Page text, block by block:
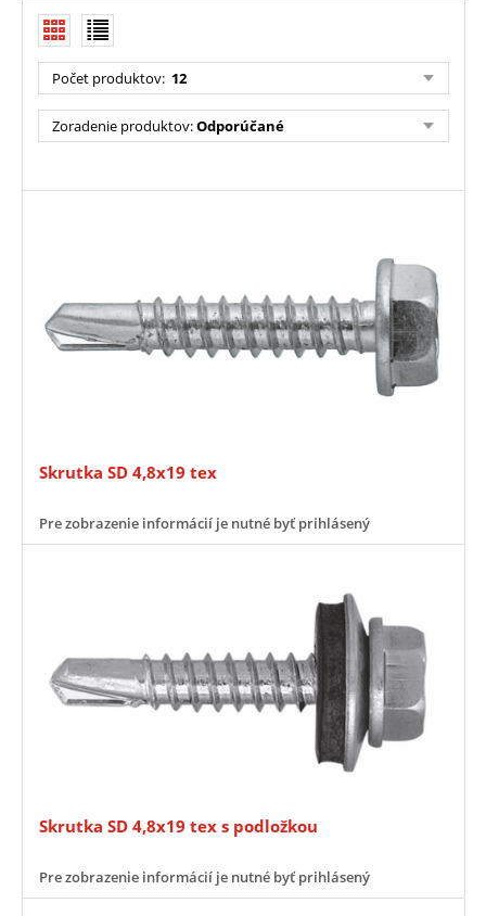
Počet produktov: 12
Zoradenie produktov:Odporúčané
Skrutka SD 4,8x19 tex
Pre zobrazenie informácií je nutné byť prihlásený
Skrutka SD 4,8x19 tex s podložkou
Pre zobrazenie informácií je nutné byť prihlásený